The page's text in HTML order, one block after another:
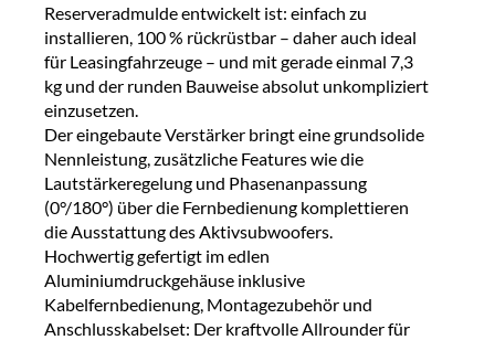
Reserveradmulde entwickelt ist: einfach zu
installieren, 100 % rückrüstbar – daher auch ideal
für Leasingfahrzeuge – und mit gerade einmal 7,3
kg und der runden Bauweise absolut unkompliziert
einzusetzen.
Der eingebaute Verstärker bringt eine grundsolide
Nennleistung, zusätzliche Features wie die
Lautstärkeregelung und Phasenanpassung
(0°/180°) über die Fernbedienung komplettieren
die Ausstattung des Aktivsubwoofers.
Hochwertig gefertigt im edlen
Aluminiumdruckgehäuse inklusive
Kabelfernbedienung, Montagezubehör und
Anschlusskabelset: Der kraftvolle Allrounder für